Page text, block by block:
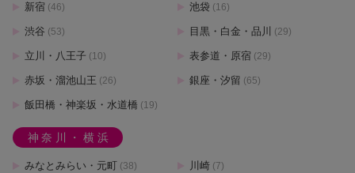
新宿 (46) 池袋 (16)
渋谷 (53) 目黒・白金・品川 (29)
立川・八王子 (10) 表参道・原宿 (29)
赤坂・溜池山王 (26) 銀座・汐留 (65)
飯田橋・神楽坂・水道橋 (19)
神奈川・横浜
みなとみらい・元町 (38) 川崎 (7)